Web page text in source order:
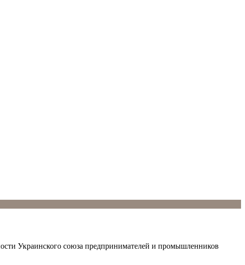
Украинского союза предпринимателей и промышленников